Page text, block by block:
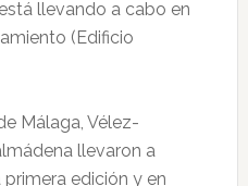
llevando a cabo en
(Edificio
Málaga, Vélez-
llevaron a
edición y en